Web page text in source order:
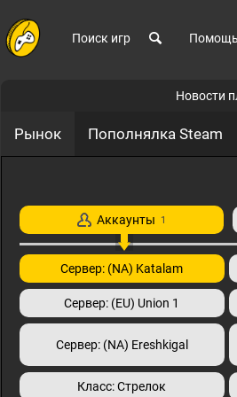
Поиск игр Помощь
Новости
Рынок Пополнялка Steam
Аккаунты 1
Сервер: (NA) Katalam
Сервер: (EU) Union 1
Сервер: (NA) Ereshkigal
Класс: Стрелок